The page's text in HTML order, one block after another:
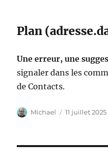
Plan
Une erreur, une
signaler dans les
de Contacts.
Auteur
Michael
Publié
11 juillet 2025